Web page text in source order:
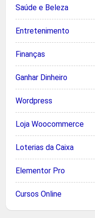
Saúde e Beleza
Entretenimento
Finanças
Ganhar Dinheiro
Wordpress
Loja Woocommerce
Loterias da Caixa
Elementor Pro
Cursos Online